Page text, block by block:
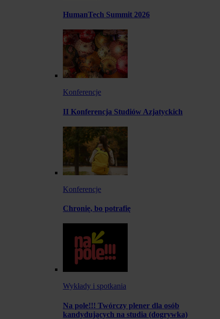
HumanTech Summit 2026
Konferencje
II Konferencja Studiów Azjatyckich
Konferencje
Chronię, bo potrafię
Wykłady i spotkania
Na pole!!! Twórczy plener dla osób
kandydujących na studia (dogrywka)